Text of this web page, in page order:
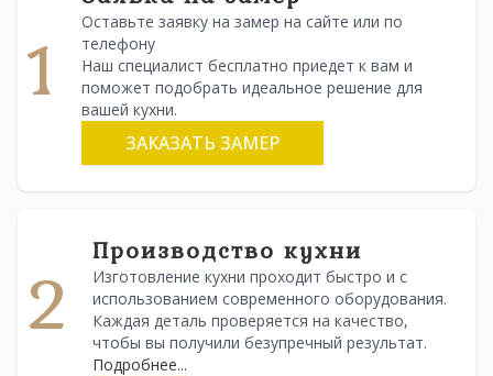
1
Оставьте заявку на замер на сайте или по
телефону
Наш специалист бесплатно приедет к вам и
поможет подобрать идеальное решение для
вашей кухни.
ЗАКАЗАТЬ ЗАМЕР
2
Производство кухни
Изготовление кухни проходит быстро и с
использованием современного оборудования.
Каждая деталь проверяется на качество,
чтобы вы получили безупречный результат.
Подробнее...